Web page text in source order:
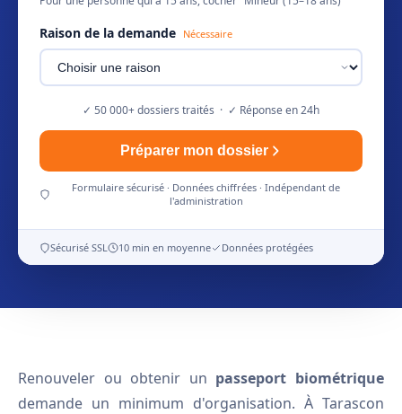
Raison de la demande Nécessaire
✓ 50 000+ dossiers traités · ✓ Réponse en 24h
Préparer mon dossier
Formulaire sécurisé · Données chiffrées · Indépendant de
l'administration
Sécurisé SSL 10 min en moyenne Données protégées
Renouveler ou obtenir un passeport biométrique
demande un minimum d'organisation. À Tarascon